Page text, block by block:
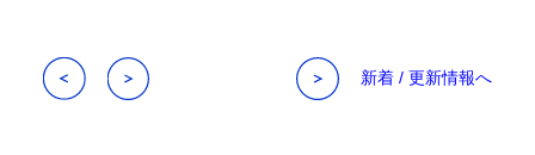
新着 / 更新情報へ